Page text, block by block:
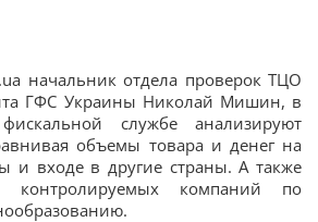
начальник отдела проверок ТЦО
ГФС Украины Николай Мишин, в
фискальной службе анализируют
объемы товара и денег на
и входе в другие страны. А также
контролируемых компаний по